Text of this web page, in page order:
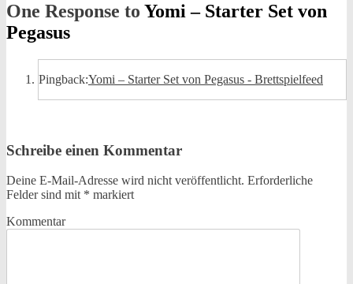
One Response to Yomi – Starter Set von
Pegasus
Pingback:Yomi – Starter Set von Pegasus - Brettspielfeed
Schreibe einen Kommentar
Deine E-Mail-Adresse wird nicht veröffentlicht. Erforderliche
Felder sind mit * markiert
Kommentar